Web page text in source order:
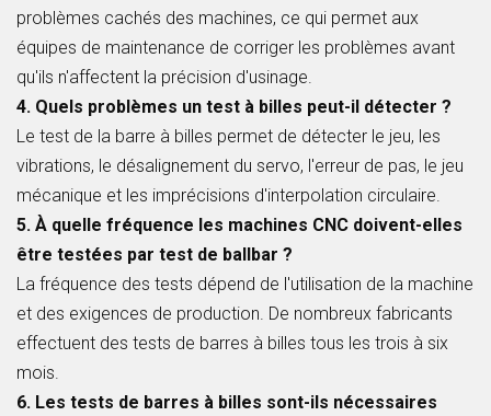
problèmes cachés des machines, ce qui permet aux
équipes de maintenance de corriger les problèmes avant
qu'ils n'affectent la précision d'usinage.
4. Quels problèmes un test à billes peut-il détecter ?
Le test de la barre à billes permet de détecter le jeu, les
vibrations, le désalignement du servo, l'erreur de pas, le jeu
mécanique et les imprécisions d'interpolation circulaire.
5. À quelle fréquence les machines CNC doivent-elles
être testées par test de ballbar ?
La fréquence des tests dépend de l'utilisation de la machine
et des exigences de production. De nombreux fabricants
effectuent des tests de barres à billes tous les trois à six
mois.
6. Les tests de barres à billes sont-ils nécessaires